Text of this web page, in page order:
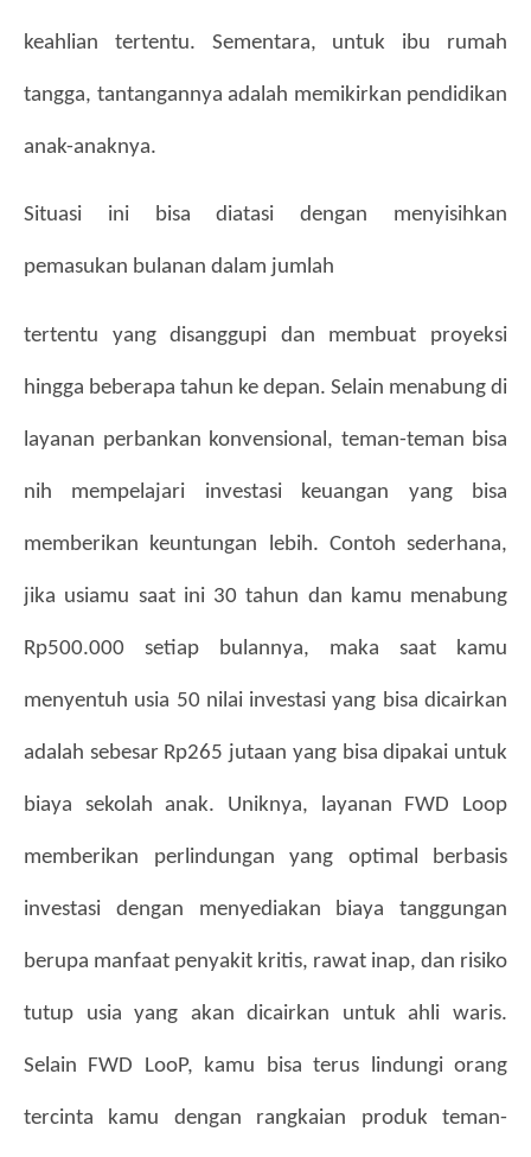
keahlian tertentu. Sementara, untuk ibu rumah
tangga, tantangannya adalah memikirkan pendidikan
anak-anaknya.
Situasi ini bisa diatasi dengan menyisihkan
pemasukan bulanan dalam jumlah
tertentu yang disanggupi dan membuat proyeksi
hingga beberapa tahun ke depan. Selain menabung di
layanan perbankan konvensional, teman-teman bisa
nih mempelajari investasi keuangan yang bisa
memberikan keuntungan lebih. Contoh sederhana,
jika usiamu saat ini 30 tahun dan kamu menabung
Rp500.000 setiap bulannya, maka saat kamu
menyentuh usia 50 nilai investasi yang bisa dicairkan
adalah sebesar Rp265 jutaan yang bisa dipakai untuk
biaya sekolah anak. Uniknya, layanan FWD Loop
memberikan perlindungan yang optimal berbasis
investasi dengan menyediakan biaya tanggungan
berupa manfaat penyakit kritis, rawat inap, dan risiko
tutup usia yang akan dicairkan untuk ahli waris.
Selain FWD LooP, kamu bisa terus lindungi orang
tercinta kamu dengan rangkaian produk teman-